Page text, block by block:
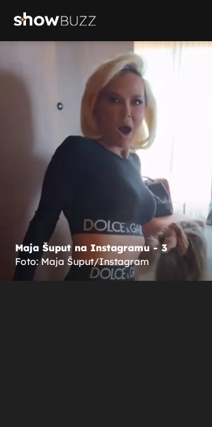
Maja Šuput na Instagramu - 3
Foto: Maja Šuput/Instagram